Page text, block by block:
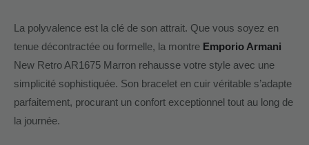
La polyvalence est la clé de son attrait. Que vous soyez en
tenue décontractée ou formelle, la montre Emporio Armani
New Retro AR1675 Marron rehausse votre style avec une
simplicité sophistiquée. Son bracelet en cuir véritable s’adapte
parfaitement, procurant un confort exceptionnel tout au long de
la journée.